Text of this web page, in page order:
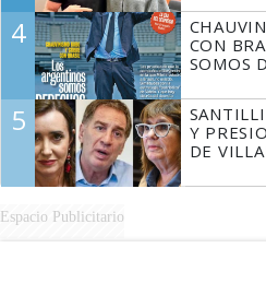
4
CON
SOMOS
5
Y
DE
Espacio Publicitario